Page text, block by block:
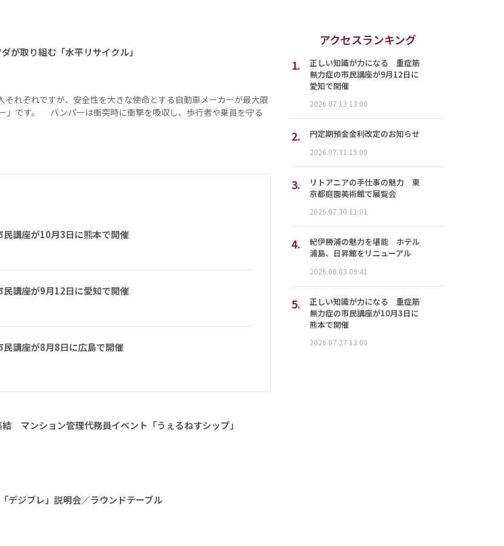
取り組む「水平リサイクル」
れぞれですが、安全性を大きな使命とする自動車メーカーが最大限
」です。 バンパーは衝突時に衝撃を吸収し、歩行者や乗員を守る
講座が10月3日に熊本で開催
講座が9月12日に愛知で開催
講座が8月8日に広島で開催
マンション管理代務員イベント「うぇるねすシップ」
ジブレ」説明会／ラウンドテーブル
アクセスランキング
1.
正しい知識が力になる 重症筋
無力症の市民講座が9月12日に
愛知で開催
2026.07.13 13:00
2. 円定期預金金利改定のお知らせ
2026.07.31 15:00
3.
リトアニアの手仕事の魅力 東
京都庭園美術館で展覧会
2026.07.30 11:01
4.
紀伊勝浦の魅力を堪能 ホテル
浦島、日昇館をリニューアル
2026.08.03 09:41
5.
正しい知識が力になる 重症筋
無力症の市民講座が10月3日に
熊本で開催
2026.07.27 13:00